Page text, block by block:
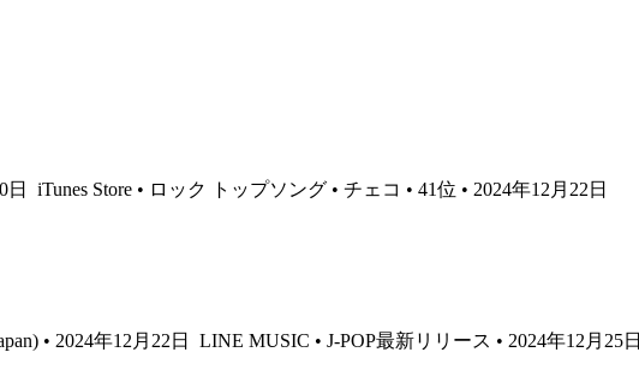
日 iTunes Store • ロック トップソング • チェコ • 41位 • 2024年12月22日
• 2024年12月22日 LINE MUSIC • J-POP最新リリース • 2024年12月25日